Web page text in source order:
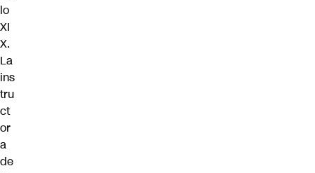
lo
XI
X.
La
ins
tru
ct
or
a
de